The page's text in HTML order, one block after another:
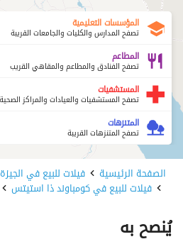
المؤسسات التعليمية
تصفح المدارس والكليات والجامعات القريبة
المطاعم
تصفح الفنادق والمطاعم والمقاهي القريب
المستشفيات
تصفح المستشفيات والعيادات والمراكز
المتنزهات
تصفح المتنزهات القريبة
الصفحة الرئيسية فيلات للبيع في الجيزة
فيلات للبيع في كومباوند ذا استيتس
يُنصح به